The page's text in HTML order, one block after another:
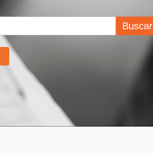
Buscar